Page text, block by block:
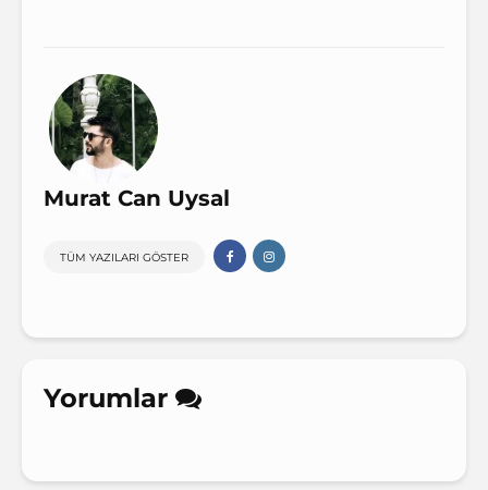
Murat Can Uysal
TÜM YAZILARI GÖSTER
Yorumlar